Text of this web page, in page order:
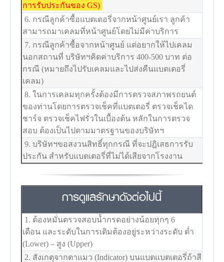
การรับประกันของ GS)
6. กรณีลูกค้าซื้อแบตเตอรี่จากหน้าศูนย์เรา ลูกค้า
สามารถมาเคลมที่หน้าศูนย์โดยไม่มีค่าบริการ
7. กรณีลูกค้าซื้อจากหน้าศูนย์ แต่อยากให้ไปเคลม
นอกสถานที่ บริษัทฯคิดค่าบริการ 400-500 บาท ต่อ
กรณี (หมายถึงไปรับเคลมและไปส่งคืนแบตเตอรี่
เคลม)
8. ในการเคลมทุกครั้งต้องมีการตรวจสภาพรถยนต์
ของท่านโดยการตรวจเช็คที่แบตเตอรี่ ตรวจเช็คได
ชาร์จ ตรวจเช็คไฟรั่วในเบื้องต้น หลักในการตรวจ
สอบ ต้องเป็นไปตามมาตรฐานของบริษัทฯ
9. บริษัทฯขอสงวนสิทธิ์ทุกกรณี ที่จะปฎิเสธการรับ
ประกัน สำหรับแบตเตอรี่ที่ไม่ได้เสียจากโรงงาน
การดูแลรักษาดังต่อไปนี้
1. ต้องหมั่นตรวจสอบน้ำกรดอย่างน้อยทุกๆ 6
เดือน และระดับในการเติมต้องอยู่ระหว่างระดับ ต่ำ
(Lower) – สูง (Upper)
2. สังเกตุจากตาแมว (Indicator) บนแบตแบตเตอรี่ถ้าสี